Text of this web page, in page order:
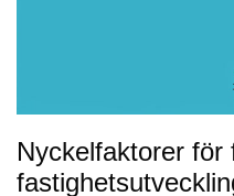
Nyckelfaktorer för